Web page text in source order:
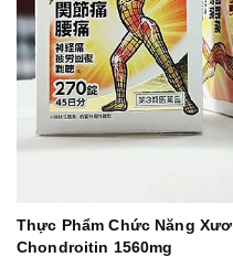
Thực Phẩm Chức Năng
Chondroitin 1560mg